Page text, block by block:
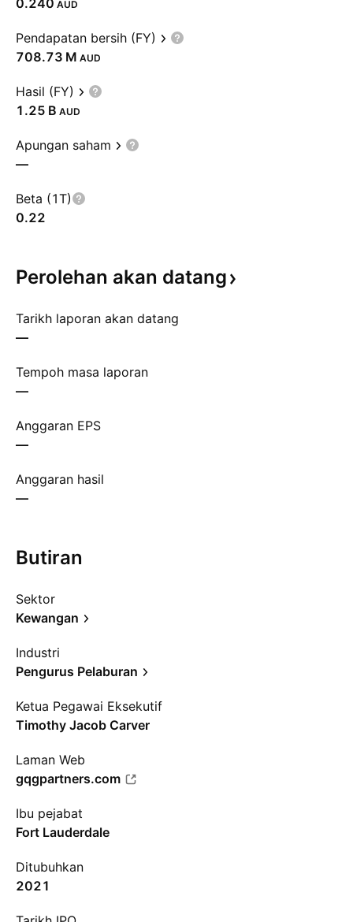
0.240 AUD
Pendapatan bersih (FY)
‪708.73 M‬ AUD
Hasil (FY)
‪1.25 B‬ AUD
Apungan saham
—
Beta (1T)
0.22
Perolehan akan datang
Tarikh laporan akan datang
—
Tempoh masa laporan
—
Anggaran EPS
—
Anggaran hasil
—
Butiran
Sektor
Kewangan
Industri
Pengurus Pelaburan
Ketua Pegawai Eksekutif
Timothy Jacob Carver
Laman Web
gqgpartners.com
Ibu pejabat
Fort Lauderdale
Ditubuhkan
2021